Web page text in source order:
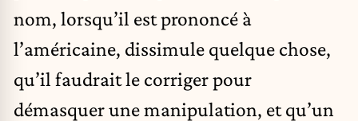
nom, lorsqu’il est prononcé à
l’américaine, dissimule quelque chose,
qu’il faudrait le corriger pour
démasquer une manipulation, et qu’un